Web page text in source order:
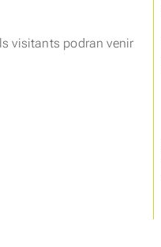
visitants podran venir